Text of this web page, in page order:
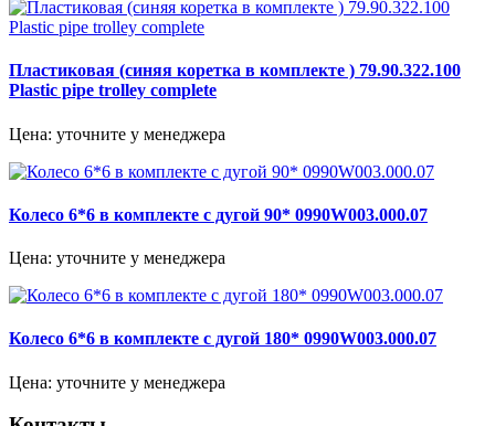
Пластиковая (синяя коретка в комплекте ) 79.90.322.100
Plastic pipe trolley complete
Цена: уточните у менеджера
Колесо 6*6 в комплекте с дугой 90* 0990W003.000.07
Цена: уточните у менеджера
Колесо 6*6 в комплекте с дугой 180* 0990W003.000.07
Цена: уточните у менеджера